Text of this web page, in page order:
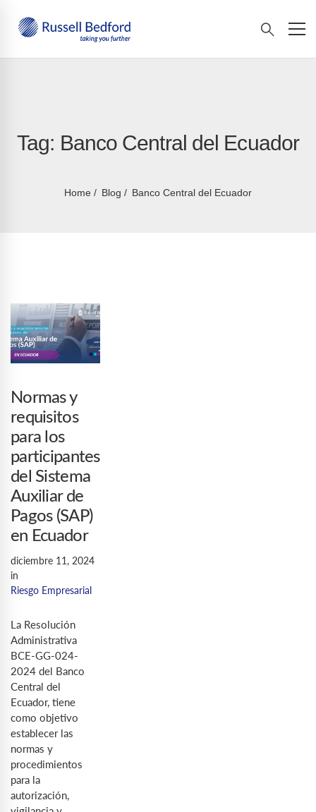
Tag: Banco Central del Ecuador
Home Blog Banco Central del Ecuador
Normas y
requisitos
para los
participantes
del Sistema
Auxiliar de
Pagos (SAP)
en Ecuador
diciembre 11, 2024
in
Riesgo Empresarial
La Resolución
Administrativa
BCE-GG-024-
2024 del Banco
Central del
Ecuador, tiene
como objetivo
establecer las
normas y
procedimientos
para la
autorización,